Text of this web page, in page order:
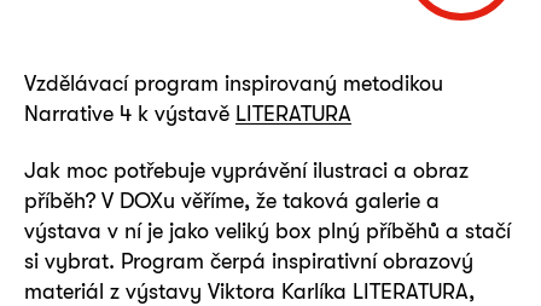
Vzdělávací program inspirovaný metodikou
Narrative 4 k výstavě LITERATURA
Jak moc potřebuje vyprávění ilustraci a obraz
příběh? V DOXu věříme, že taková galerie a
výstava v ní je jako veliký box plný příběhů a stačí
si vybrat. Program čerpá inspirativní obrazový
materiál z výstavy Viktora Karlíka LITERATURA,